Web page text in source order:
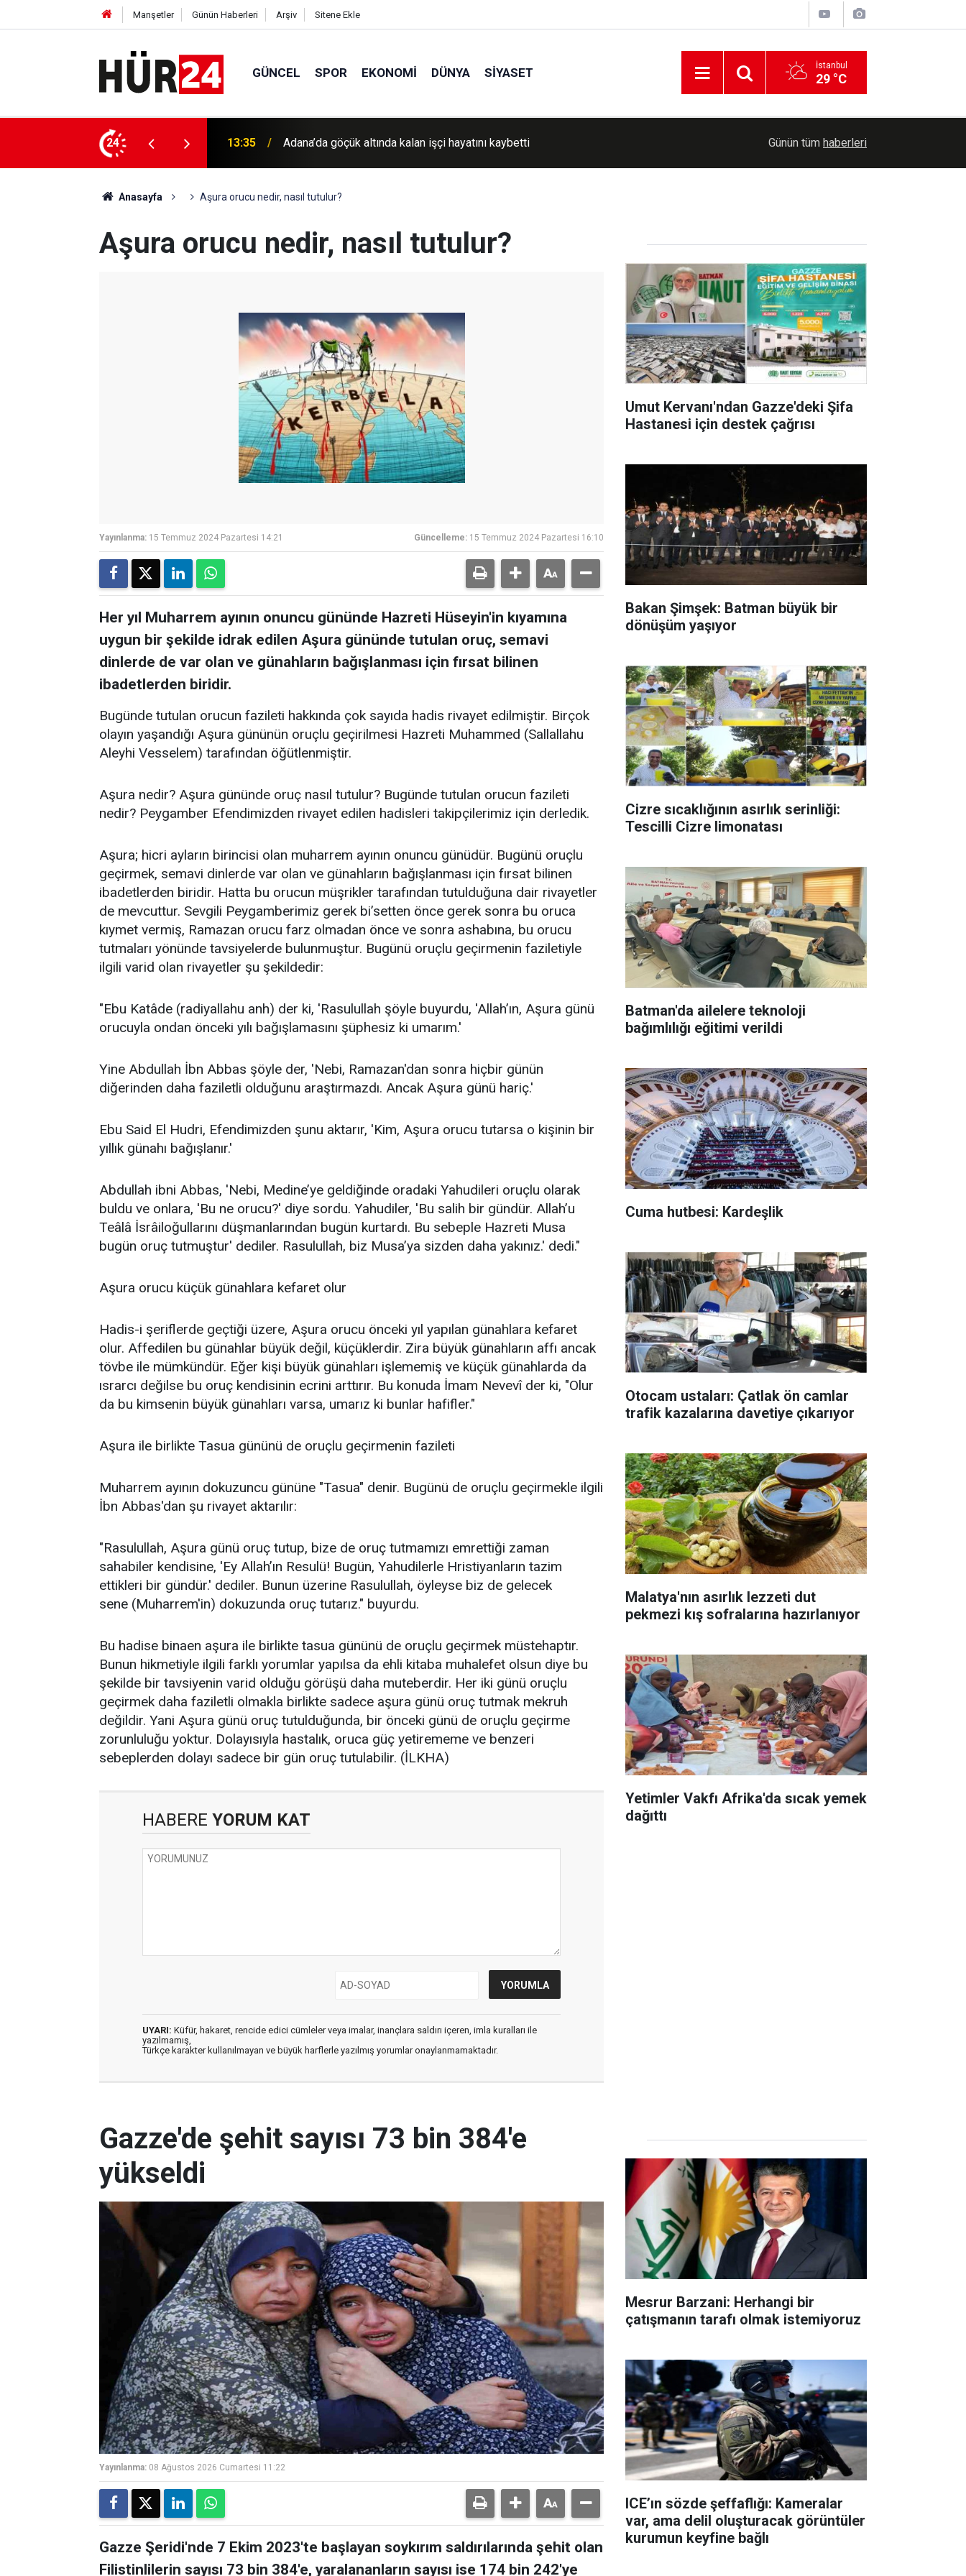
Manşetler Günün Haberleri Arşiv Sitene Ekle
GÜNCEL SPOR EKONOMI DÜNYA SIYASET İstanbul
29 °C
24 13:30 Küresel pirinç üretimi alarm veriyor İstanbul Fatih'te iş yerinden 1,5 kilogram altın
Günün tüm haberleri
Anasayfa Aşura orucu nedir, nasıl tutulur?
Aşura orucu nedir, nasıl tutulur?
Yayınlanma: 15 Temmuz 2024 Pazartesi 14:21 Güncelleme: 15 Temmuz 2024 Pazartesi 16:10
Her yıl Muharrem ayının onuncu gününde Hazreti Hüseyin'in kıyamına
uygun bir şekilde idrak edilen Aşura gününde tutulan oruç, semavi
dinlerde de var olan ve günahların bağışlanması için fırsat bilinen
ibadetlerden biridir.
Bugünde tutulan orucun fazileti hakkında çok sayıda hadis rivayet edilmiştir. Birçok
olayın yaşandığı Aşura gününün oruçlu geçirilmesi Hazreti Muhammed (Sallallahu
Aleyhi Vesselem) tarafından öğütlenmiştir.
Aşura nedir? Aşura gününde oruç nasıl tutulur? Bugünde tutulan orucun fazileti
nedir? Peygamber Efendimizden rivayet edilen hadisleri takipçilerimiz için derledik.
Aşura; hicri ayların birincisi olan muharrem ayının onuncu günüdür. Bugünü oruçlu
geçirmek, semavi dinlerde var olan ve günahların bağışlanması için fırsat bilinen
ibadetlerden biridir. Hatta bu orucun müşrikler tarafından tutulduğuna dair rivayetler
de mevcuttur. Sevgili Peygamberimiz gerek bi’setten önce gerek sonra bu oruca
kıymet vermiş, Ramazan orucu farz olmadan önce ve sonra ashabına, bu orucu
tutmaları yönünde tavsiyelerde bulunmuştur. Bugünü oruçlu geçirmenin faziletiyle
ilgili varid olan rivayetler şu şekildedir:
"Ebu Katâde (radiyallahu anh) der ki, 'Rasulullah şöyle buyurdu, 'Allah’ın, Aşura günü
orucuyla ondan önceki yılı bağışlamasını şüphesiz ki umarım.'
Yine Abdullah İbn Abbas şöyle der, 'Nebi, Ramazan'dan sonra hiçbir günün
diğerinden daha faziletli olduğunu araştırmazdı. Ancak Aşura günü hariç.'
Ebu Said El Hudri, Efendimizden şunu aktarır, 'Kim, Aşura orucu tutarsa o kişinin bir
yıllık günahı bağışlanır.'
Abdullah ibni Abbas, 'Nebi, Medine’ye geldiğinde oradaki Yahudileri oruçlu olarak
buldu ve onlara, 'Bu ne orucu?' diye sordu. Yahudiler, 'Bu salih bir gündür. Allah’u
Teâlâ İsrâiloğullarını düşmanlarından bugün kurtardı. Bu sebeple Hazreti Musa
bugün oruç tutmuştur' dediler. Rasulullah, biz Musa’ya sizden daha yakınız.' dedi."
Aşura orucu küçük günahlara kefaret olur
Hadis-i şeriflerde geçtiği üzere, Aşura orucu önceki yıl yapılan günahlara kefaret
olur. Affedilen bu günahlar büyük değil, küçüklerdir. Zira büyük günahların affı ancak
tövbe ile mümkündür. Eğer kişi büyük günahları işlememiş ve küçük günahlarda da
ısrarcı değilse bu oruç kendisinin ecrini arttırır. Bu konuda İmam Nevevî der ki, "Olur
da bu kimsenin büyük günahları varsa, umarız ki bunlar hafifler."
Aşura ile birlikte Tasua gününü de oruçlu geçirmenin fazileti
Muharrem ayının dokuzuncu gününe "Tasua" denir. Bugünü de oruçlu geçirmekle ilgili
İbn Abbas'dan şu rivayet aktarılır:
"Rasulullah, Aşura günü oruç tutup, bize de oruç tutmamızı emrettiği zaman
sahabiler kendisine, 'Ey Allah’ın Resulü! Bugün, Yahudilerle Hristiyanların tazim
ettikleri bir gündür.' dediler. Bunun üzerine Rasulullah, öyleyse biz de gelecek
sene (Muharrem'in) dokuzunda oruç tutarız." buyurdu.
Bu hadise binaen aşura ile birlikte tasua gününü de oruçlu geçirmek müstehaptır.
Bunun hikmetiyle ilgili farklı yorumlar yapılsa da ehli kitaba muhalefet olsun diye bu
şekilde bir tavsiyenin varid olduğu görüşü daha muteberdir. Her iki günü oruçlu
geçirmek daha faziletli olmakla birlikte sadece aşura günü oruç tutmak mekruh
değildir. Yani Aşura günü oruç tutulduğunda, bir önceki günü de oruçlu geçirme
zorunluluğu yoktur. Dolayısıyla hastalık, oruca güç yetirememe ve benzeri
sebeplerden dolayı sadece bir gün oruç tutulabilir. (İLKHA)
HABERE YORUM KAT
UYARI: Küfür, hakaret, rencide edici cümleler veya imalar, inançlara saldırı içeren, imla kuralları ile
yazılmamış,
Türkçe karakter kullanılmayan ve büyük harflerle yazılmış yorumlar onaylanmamaktadır.
Umut Kervanı'ndan Gazze'deki Şifa
Hastanesi için destek çağrısı
Bakan Şimşek: Batman büyük bir
dönüşüm yaşıyor
Cizre sıcaklığının asırlık serinliği:
Tescilli Cizre limonatası
Batman'da ailelere teknoloji
bağımlılığı eğitimi verildi
Cuma hutbesi: Kardeşlik
Otocam ustaları: Çatlak ön camlar
trafik kazalarına davetiye çıkarıyor
Malatya'nın asırlık lezzeti dut
pekmezi kış sofralarına hazırlanıyor
Yetimler Vakfı Afrika'da sıcak yemek
dağıttı
Gazze'de şehit sayısı 73 bin 384'e
yükseldi
Yayınlanma: 08 Ağustos 2026 Cumartesi 11:22
Gazze Şeridi'nde 7 Ekim 2023'te başlayan soykırım saldırılarında şehit olan
Filistinlilerin sayısı 73 bin 384'e, yaralananların sayısı ise 174 bin 242'ye
Mesrur Barzani: Herhangi bir
çatışmanın tarafı olmak istemiyoruz
ICE’ın sözde şeffaflığı: Kameralar
var, ama delil oluşturacak görüntüler
kurumun keyfine bağlı